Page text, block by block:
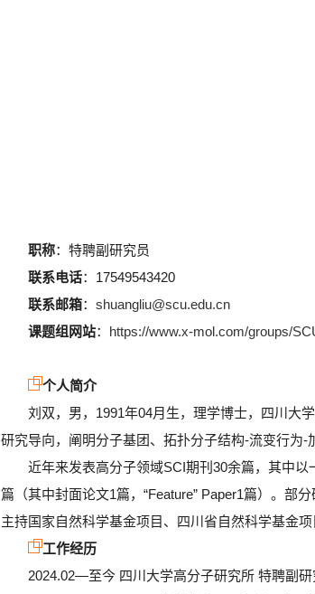
职称：特聘副研究员
联系电话：17549543420
联系邮箱： shuangliu@scu.edu.cn
课题组网站： https://www.x-mol.com/groups/
个人简介
刘双，男，1991年04月生，理学博士，四川大
研究导向，阐明分子基团、拓扑分子结构-流变行为-
近年来发表高分子领域SCI期刊30余篇，其中
篇（其中封面论文1篇，“Feature” Paper1篇）。部
主持国家自然科学基金项目、四川省自然科学基金
工作经历
2024.02—至今 四川大学高分子研究所 特聘副研